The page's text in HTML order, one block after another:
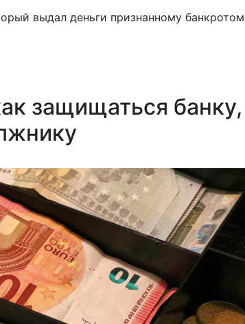
выдал деньги признанному
защищаться